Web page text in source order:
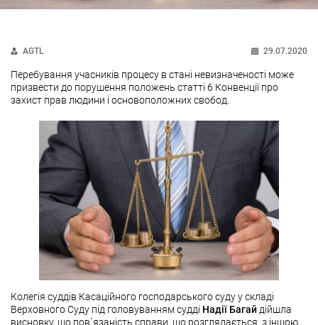
AGTL 29.07.2020
Перебування учасників процесу в стані невизначеності може
призвести до порушення положень статті 6 Конвенції про
захист прав людини і основоположних свобод.
Колегія суддів Касаційного господарського суду у складі
Верховного Суду під головуванням судді Надії Багай дійшла
висновку, що пов`язаність справи, що розглядається, з іншою